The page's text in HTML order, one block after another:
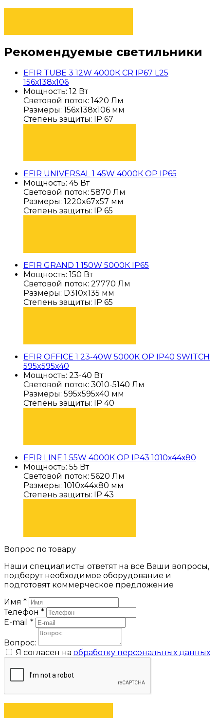
Рекомендуемые светильники
EFIR TUBE 3 12W 4000К CR IP67 L25
156х138х106
Мощность: 12 Вт
Световой поток: 1420 Лм
Размеры: 156x138x106 мм
Степень защиты: IP 67
EFIR UNIVERSAL 1 45W 4000К OP IP65
Мощность: 45 Вт
Световой поток: 5870 Лм
Размеры: 1220x67x57 мм
Степень защиты: IP 65
EFIR GRAND 1 150W 5000К IP65
Мощность: 150 Вт
Световой поток: 27770 Лм
Размеры: D310x135 мм
Степень защиты: IP 65
EFIR OFFICE 1 23-40W 5000К OP IP40 SWITCH
595x595x40
Мощность: 23-40 Вт
Световой поток: 3010-5140 Лм
Размеры: 595x595x40 мм
Степень защиты: IP 40
EFIR LINE 1 55W 4000К OP IP43 1010х44х80
Мощность: 55 Вт
Световой поток: 5620 Лм
Размеры: 1010x44x80 мм
Степень защиты: IP 43
Вопрос по товару
Наши специалисты ответят на все Ваши вопросы,
подберут необходимое оборудование и
подготовят коммерческое предложение
Имя *
Телефон *
E-mail *
Вопрос:
Я согласен на обработку персональных данных